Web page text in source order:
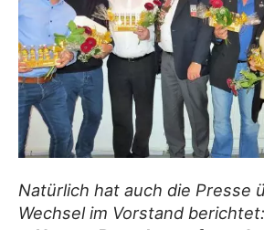
Natürlich hat auch die Presse
Wechsel im Vorstand berichtet: